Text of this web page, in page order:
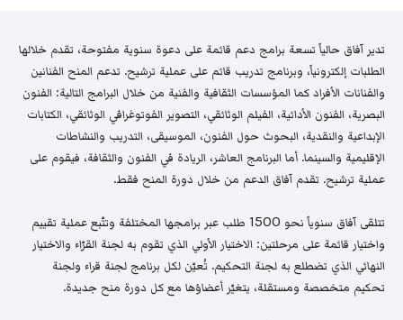
تدير آفاق حالياً تسعة برامج دعم قائمة على دعوة سنوية مفتوحة، تقدم خلالها
الطلبات إلكترونياً، وبرنامج تدريب قائم على عملية ترشيح. تدعم المنح الفنانين
والفنانات الأفراد كما المؤسسات الثقافية والفنية من خلال البرامج التالية: الفنون
البصرية، الفنون الأدائية، الفيلم الوثائقي، التصوير الفوتوغرافي الوثائقي، الكتابات
الإبداعية والنقدية، البحوث حول الفنون، الموسيقى، التدريب والنشاطات
الإقليمية والسينما. أما البرنامج العاشر، الريادة في الفنون والثقافة، فيقوم على
عملية ترشيح. تقدم آفاق الدعم من خلال دورة المنح فقط.
تتلقى آفاق سنوياً نحو 1500 طلب عبر برامجها المختلفة وتتّبع عملية تقييم
واختيار قائمة على مرحلتين: الاختيار الأولي الذي تقوم به لجنة القرّاء والاختيار
النهائي الذي تضطلع به لجنة التحكيم. تُعيّن لكل برنامج لجنة قراء ولجنة
تحكيم متخصصة ومستقلة، يتغيّر أعضاؤها مع كل دورة منح جديدة.